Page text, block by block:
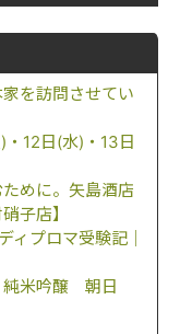
を訪問させてい
12日(水)・13日
めに。矢島酒店
子店】
ィプロマ受験記｜
純米吟醸 朝日